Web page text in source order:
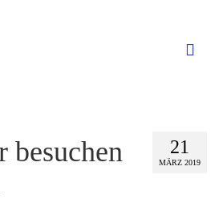
21
MÄRZ 2019
besuchen